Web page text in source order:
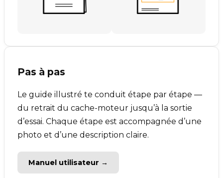
Pas à pas
Le guide illustré te conduit étape par étape —
du retrait du cache-moteur jusqu’à la sortie
d’essai. Chaque étape est accompagnée d’une
photo et d’une description claire.
Manuel utilisateur →